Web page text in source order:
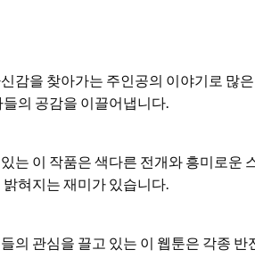
감을 찾아가는 주인공의 이야기로 많
의 공감을 이끌어냅니다.
는 이 작품은 색다른 전개와 흥미로운
혀지는 재미가 있습니다.
의 관심을 끌고 있는 이 웹툰은 각종 반